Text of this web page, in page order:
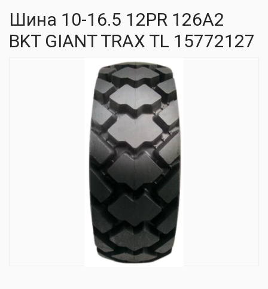
Шина 10-16.5 12PR 126A2
BKT GIANT TRAX TL 15772127